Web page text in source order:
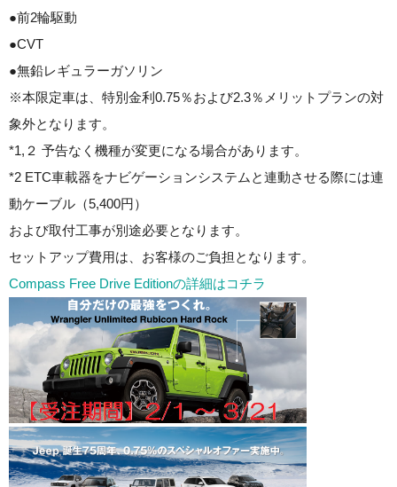
●前2輪駆動
●CVT
●無鉛レギュラーガソリン
※本限定車は、特別金利0.75％および2.3％メリットプランの対
象外となります。
*1,２ 予告なく機種が変更になる場合があります。
*2 ETC車載器をナビゲーションシステムと連動させる際には連
動ケーブル（5,400円）
および取付工事が別途必要となります。
セットアップ費用は、お客様のご負担となります。
Compass Free Drive Editionの詳細はコチラ